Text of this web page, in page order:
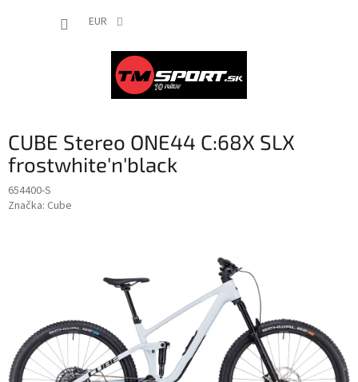
EUR
CUBE Stereo ONE44 C:68X SLX
frostwhite'n'black
654400-S
Značka: Cube